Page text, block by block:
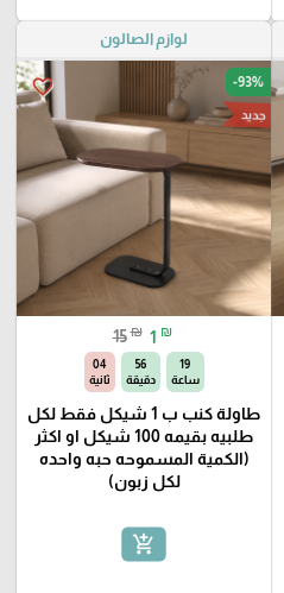
لوازم الصالون
favorite_border -93%
جديد
15 ₪ 1 ₪
19
ساعة
56
دقيقة
03
ثانية
طاولة كنب ب 1 شيكل فقط لكل
طلبيه بقيمه 100 شيكل او اكثر
(الكمية المسموحه حبه واحده
لكل زبون)
add_shopping_cart